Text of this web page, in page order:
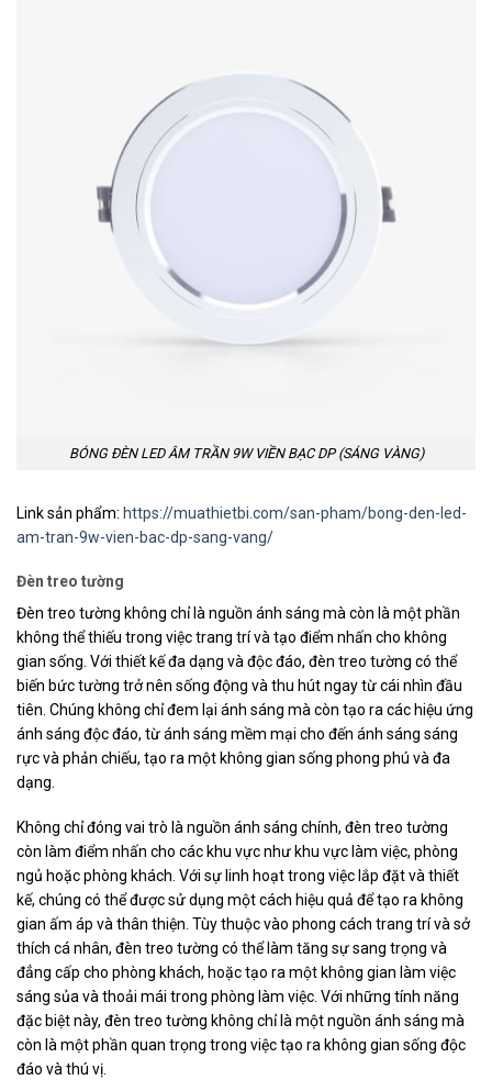
BÓNG ĐÈN LED ÂM TRẦN 9W VIỀN BẠC DP (SÁNG VÀNG)
Link sản phẩm: https://muathietbi.com/san-pham/bong-den-led-
am-tran-9w-vien-bac-dp-sang-vang/
Đèn treo tường
Đèn treo tường không chỉ là nguồn ánh sáng mà còn là một phần
không thể thiếu trong việc trang trí và tạo điểm nhấn cho không
gian sống. Với thiết kế đa dạng và độc đáo, đèn treo tường có thể
biến bức tường trở nên sống động và thu hút ngay từ cái nhìn đầu
tiên. Chúng không chỉ đem lại ánh sáng mà còn tạo ra các hiệu ứng
ánh sáng độc đáo, từ ánh sáng mềm mại cho đến ánh sáng sáng
rực và phản chiếu, tạo ra một không gian sống phong phú và đa
dạng.
Không chỉ đóng vai trò là nguồn ánh sáng chính, đèn treo tường
còn làm điểm nhấn cho các khu vực như khu vực làm việc, phòng
ngủ hoặc phòng khách. Với sự linh hoạt trong việc lắp đặt và thiết
kế, chúng có thể được sử dụng một cách hiệu quả để tạo ra không
gian ấm áp và thân thiện. Tùy thuộc vào phong cách trang trí và sở
thích cá nhân, đèn treo tường có thể làm tăng sự sang trọng và
đẳng cấp cho phòng khách, hoặc tạo ra một không gian làm việc
sáng sủa và thoải mái trong phòng làm việc. Với những tính năng
đặc biệt này, đèn treo tường không chỉ là một nguồn ánh sáng mà
còn là một phần quan trọng trong việc tạo ra không gian sống độc
đáo và thú vị.